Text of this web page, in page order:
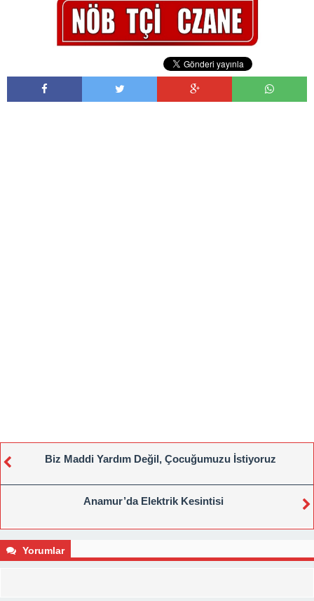
Biz Maddi Yardım Değil, Çocuğumuzu İstiyoruz
Anamur’da Elektrik Kesintisi
Yorumlar